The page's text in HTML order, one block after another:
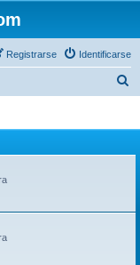
Identificarse
Registrarse